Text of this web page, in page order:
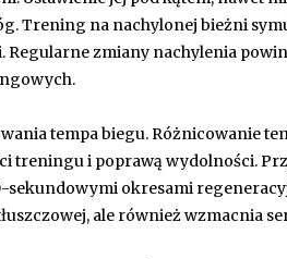
Trening na nachylonej bieżni
Regularne zmiany nachylenia
tempa biegu. Różnicowanie
treningu i poprawą wydolności.
sekundowymi okresami
ale również wzmacnia